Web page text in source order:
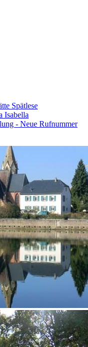
Spätlese
Isabella
- Neue Rufnummer